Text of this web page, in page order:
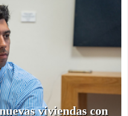
viviendas con